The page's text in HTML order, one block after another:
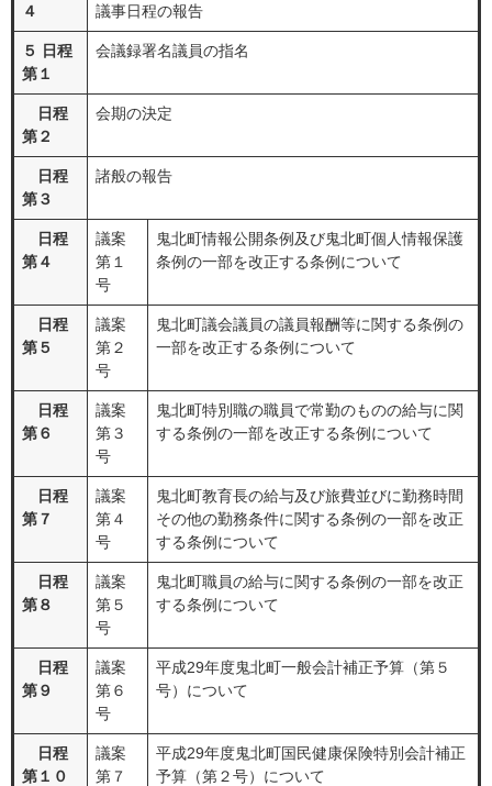
４ 議事日程の報告
５ 日程
第１
会議録署名議員の指名
日程
第２
会期の決定
日程
第３
諸般の報告
日程
第４
議案
第１
号
鬼北町情報公開条例及び鬼北町個人情報保護
条例の一部を改正する条例について
日程
第５
議案
第２
号
鬼北町議会議員の議員報酬等に関する条例の
一部を改正する条例について
日程
第６
議案
第３
号
鬼北町特別職の職員で常勤のものの給与に関
する条例の一部を改正する条例について
日程
第７
議案
第４
号
鬼北町教育長の給与及び旅費並びに勤務時間
その他の勤務条件に関する条例の一部を改正
する条例について
日程
第８
議案
第５
号
鬼北町職員の給与に関する条例の一部を改正
する条例について
日程
第９
議案
第６
号
平成29年度鬼北町一般会計補正予算（第５
号）について
日程
第１０
議案
第７
平成29年度鬼北町国民健康保険特別会計補正
予算（第２号）について